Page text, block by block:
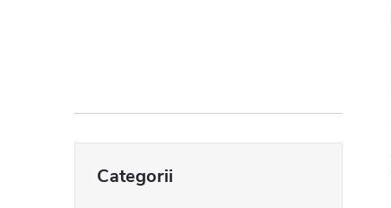
l
apesteCategorii